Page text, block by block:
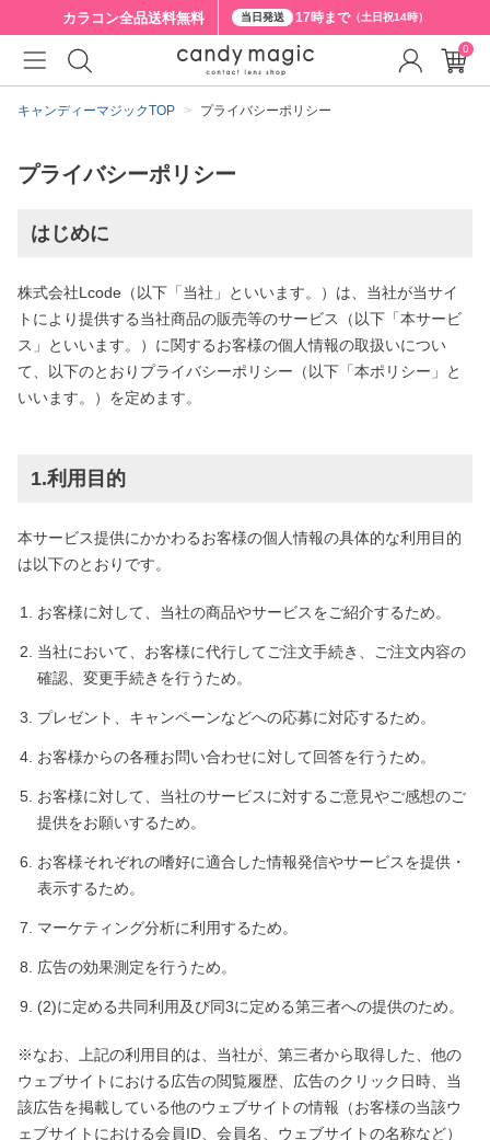
カラコン全品送料無料 当日発送 17時まで（土日祝14時）
キャンディーマジックTOP プライバシーポリシー
プライバシーポリシー
はじめに
株式会社Lcode（以下「当社」といいます。）は、当社が当サイ
トにより提供する当社商品の販売等のサービス（以下「本サービ
ス」といいます。）に関するお客様の個人情報の取扱いについ
て、以下のとおりプライバシーポリシー（以下「本ポリシー」と
いいます。）を定めます。
1.利用目的
本サービス提供にかかわるお客様の個人情報の具体的な利用目的
は以下のとおりです。
お客様に対して、当社の商品やサービスをご紹介するため。
当社において、お客様に代行してご注文手続き、ご注文内容の
確認、変更手続きを行うため。
プレゼント、キャンペーンなどへの応募に対応するため。
お客様からの各種お問い合わせに対して回答を行うため。
お客様に対して、当社のサービスに対するご意見やご感想のご
提供をお願いするため。
お客様それぞれの嗜好に適合した情報発信やサービスを提供・
表示するため。
マーケティング分析に利用するため。
広告の効果測定を行うため。
(2)に定める共同利用及び同3に定める第三者への提供のため。
※なお、上記の利用目的は、当社が、第三者から取得した、他の
ウェブサイトにおける広告の閲覧履歴、広告のクリック日時、当
該広告を掲載している他のウェブサイトの情報（お客様の当該ウ
ェブサイトにおける会員ID、会員名、ウェブサイトの名称など）
0